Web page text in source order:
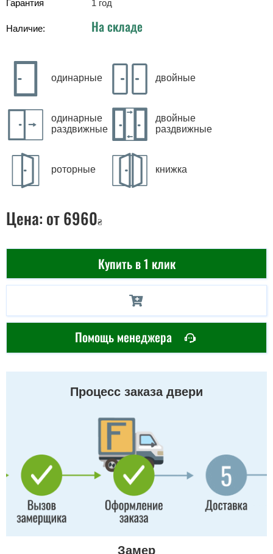
Гарантия
1 год
Наличие: На складе
одинарные двойные
одинарные
раздвижные
двойные
раздвижные
роторные книжка
Цена: от 6960₴
Купить в 1 клик
Помощь менеджера
Процесс заказа двери
Замер